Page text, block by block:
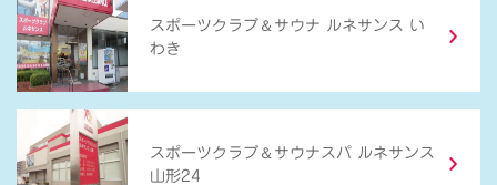
スポーツクラブ ＆ サウナ ルネサンス い
わき
スポーツクラブ ＆ サウナスパ ルネサンス
山形24